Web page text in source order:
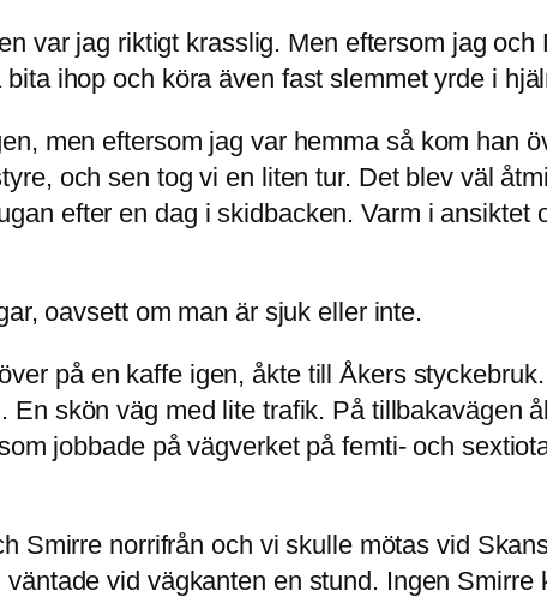
var jag riktigt krasslig. Men eftersom jag och
ihop och köra även fast slemmet yrde i
men eftersom jag var hemma så kom han
och sen tog vi en liten tur. Det blev väl
efter en dag i skidbacken. Varm i ansiktet
oavsett om man är sjuk eller inte.
på en kaffe igen, åkte till Åkers
skön väg med lite trafik. På tillbakavägen
jobbade på vägverket på femti- och
Smirre norrifrån och vi skulle mötas vid
vid vägkanten en stund. Ingen